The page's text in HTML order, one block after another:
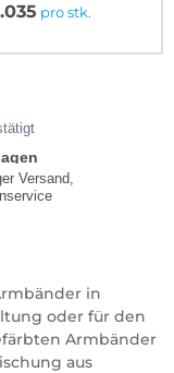
pro stk.
Versand,
in
oder für den
Armbänder
aus